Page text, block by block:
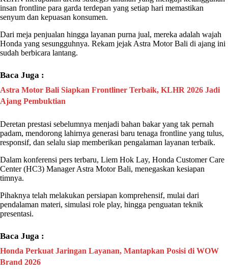
insan frontline para garda terdepan yang setiap hari memastikan
senyum dan kepuasan konsumen.
Dari meja penjualan hingga layanan purna jual, mereka adalah wajah
Honda yang sesungguhnya. Rekam jejak Astra Motor Bali di ajang ini
sudah berbicara lantang.
Baca Juga :
Astra Motor Bali Siapkan Frontliner Terbaik, KLHR 2026 Jadi
Ajang Pembuktian
Deretan prestasi sebelumnya menjadi bahan bakar yang tak pernah
padam, mendorong lahirnya generasi baru tenaga frontline yang tulus,
responsif, dan selalu siap memberikan pengalaman layanan terbaik.
Dalam konferensi pers terbaru, Liem Hok Lay, Honda Customer Care
Center (HC3) ManagerAstra Motor Bali, menegaskan kesiapan
timnya.
Pihaknya telah melakukan persiapan komprehensif, mulai dari
pendalaman materi, simulasi role play, hingga penguatan teknik
presentasi.
Baca Juga :
Honda Perkuat Jaringan Layanan, Mantapkan Posisi di WOW
Brand 2026